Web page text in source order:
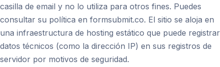
casilla de email y no lo utiliza para otros fines. Puedes
consultar su política en formsubmit.co. El sitio se aloja en
una infraestructura de hosting estático que puede registrar
datos técnicos (como la dirección IP) en sus registros de
servidor por motivos de seguridad.